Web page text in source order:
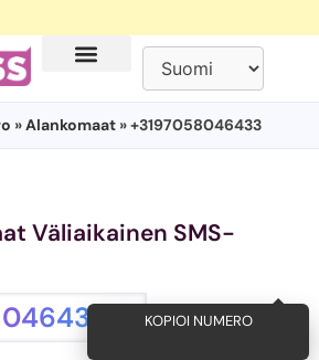
»Alankomaat » +3197058046433
Väliaikainen SMS-
KOPIOI NUMERO